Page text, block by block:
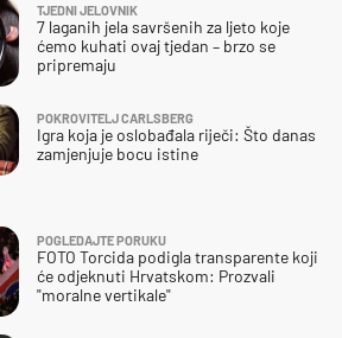
POGLEDAJTE PORUKU
FOTO Torcida podigla transparente koji
će odjeknuti Hrvatskom: Prozvali
"moralne vertikale"
TJEDNI JELOVNIK
7 laganih jela savršenih za ljeto koje
ćemo kuhati ovaj tjedan – brzo se
pripremaju
POKROVITELJ CARLSBERG
Igra koja je oslobađala riječi: Što danas
zamjenjuje bocu istine